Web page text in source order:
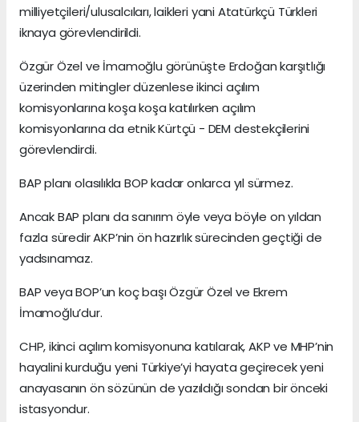
milliyetçileri/ulusalcıları, laikleri yani Atatürkçü Türkleri
iknaya görevlendirildi.
Özgür Özel ve İmamoğlu görünüşte Erdoğan karşıtlığı
üzerinden mitingler düzenlese ikinci açılım
komisyonlarına koşa koşa katılırken açılım
komisyonlarına da etnik Kürtçü - DEM destekçilerini
görevlendirdi.
BAP planı olasılıkla BOP kadar onlarca yıl sürmez.
Ancak BAP planı da sanırım öyle veya böyle on yıldan
fazla süredir AKP’nin ön hazırlık sürecinden geçtiği de
yadsınamaz.
BAP veya BOP’un koç başı Özgür Özel ve Ekrem
İmamoğlu’dur.
CHP, ikinci açılım komisyonuna katılarak, AKP ve MHP’nin
hayalini kurduğu yeni Türkiye’yi hayata geçirecek yeni
anayasanın ön sözünün de yazıldığı sondan bir önceki
istasyondur.